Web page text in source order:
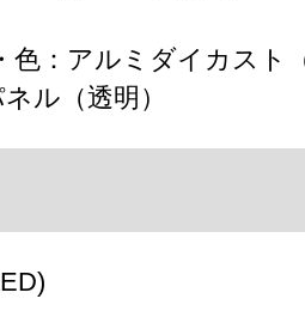
色：アルミダイカスト
ル（透明）